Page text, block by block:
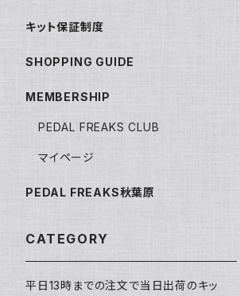
キット保証制度
SHOPPING GUIDE
MEMBERSHIP
PEDAL FREAKS CLUB
マイページ
PEDAL FREAKS秋葉原
CATEGORY
平日13時までの注文で当日出荷のキッ